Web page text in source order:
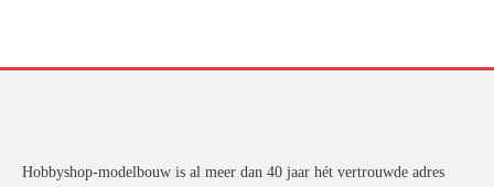
Hobbyshop-modelbouw is al meer dan 40 jaar hét vertrouwde adres